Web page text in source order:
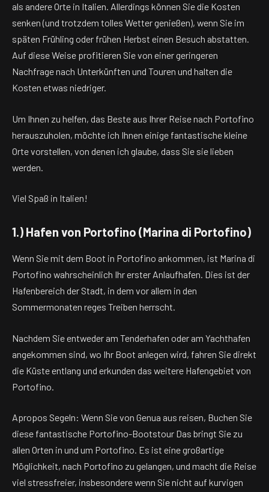
als andere Orte in Italien. Allerdings können Sie die Kosten
senken (und trotzdem tolles Wetter genießen), wenn Sie im
späten Frühling oder frühen Herbst einen Besuch abstatten.
Auf diese Weise profitieren Sie von einer geringeren
Nachfrage nach Unterkünften und Touren und halten die
Kosten etwas niedriger.
Um Ihnen zu helfen, das Beste aus Ihrer Reise nach Portofino
herauszuholen, möchte ich Ihnen einige fantastische kleine
Orte vorstellen, von denen ich glaube, dass Sie sie lieben
werden.
Viel Spaß in Italien!
1.) Hafen von Portofino (Marina di Portofino)
Wenn Sie mit dem Boot in Portofino ankommen, ist Marina di
Portofino wahrscheinlich Ihr erster Anlaufhafen. Dies ist der
Hafenbereich der Stadt, in dem vor allem in den
Sommermonaten reges Treiben herrscht.
Nachdem Sie entweder am Tenderhafen oder am Yachthafen
angekommen sind, wo Ihr Boot anlegen wird, fahren Sie direkt
die Küste entlang und erkunden das weitere Hafengebiet von
Portofino.
Apropos Segeln: Wenn Sie von Genua aus reisen, Buchen Sie
diese fantastische Portofino-Bootstour Das bringt Sie zu
allen Orten in und um Portofino. Es ist eine großartige
Möglichkeit, nach Portofino zu gelangen, und macht die Reise
viel stressfreier, insbesondere wenn Sie nicht auf kurvigen